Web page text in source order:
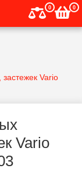
0 0
Vario
Vario